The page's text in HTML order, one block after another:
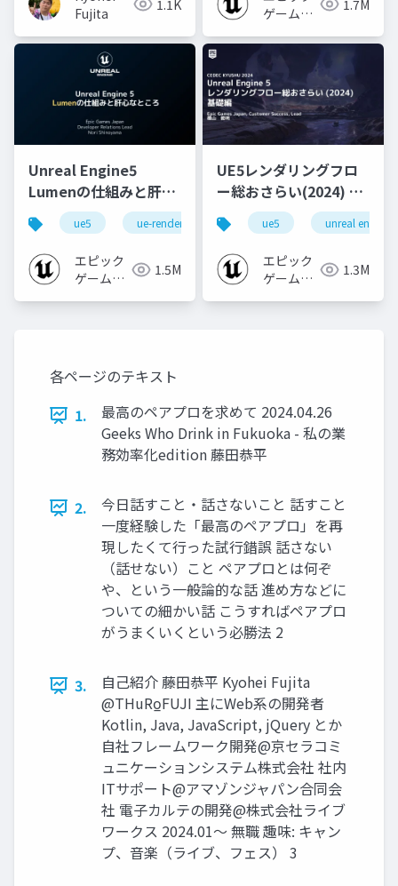
Fujita
1.1K
ゲームズ
1.7M
Unreal Engine5
Lumenの仕組みと肝心
なところ
ue5 ue-rendering ue-lumen
エピック
ゲームズ
1.5M
UE5レンダリングフロ
ー総おさらい(2024) 基
礎編！
[CEDEC+KYUSHU
2024]
ue5 unreal engine
エピック
ゲームズ
1.3M
各ページのテキスト
1.
最高のペアプロを求めて 2024.04.26
Geeks Who Drink in Fukuoka - 私の業
務効率化edition 藤田恭平
2.
今日話すこと・話さないこと 話すこと
一度経験した「最高のペアプロ」を再
現したくて行った試行錯誤 話さない
（話せない）こと ペアプロとは何ぞ
や、という一般論的な話 進め方などに
ついての細かい話 こうすればペアプロ
がうまくいくという必勝法 2
3.
自己紹介 藤田恭平 Kyohei Fujita
@THuRo̲FUJI 主にWeb系の開発者
Kotlin, Java, JavaScript, jQuery とか
自社フレームワーク開発@京セラコミ
ュニケーションシステム株式会社 社内
ITサポート@アマゾンジャパン合同会
社 電子カルテの開発@株式会社ライブ
ワークス 2024.01〜 無職 趣味: キャン
プ、音楽（ライブ、フェス） 3